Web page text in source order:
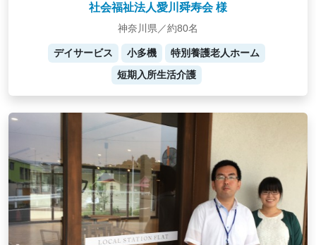
社会福祉法人愛川舜寿会 様
神奈川県／約80名
デイサービス 小多機
特別養護老人ホーム
短期入所生活介護